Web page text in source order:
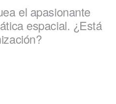
g
a
el apasionante
espacial. ¿Está